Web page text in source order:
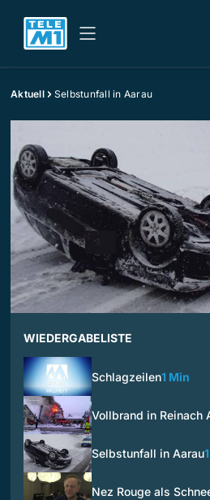
Aktuell Selbstunfall in Aarau
WIEDERGABELISTE
Schlagzeilen1 Min
Vollbrand in Reinach
Selbstunfall in Aarau
Nez Rouge als